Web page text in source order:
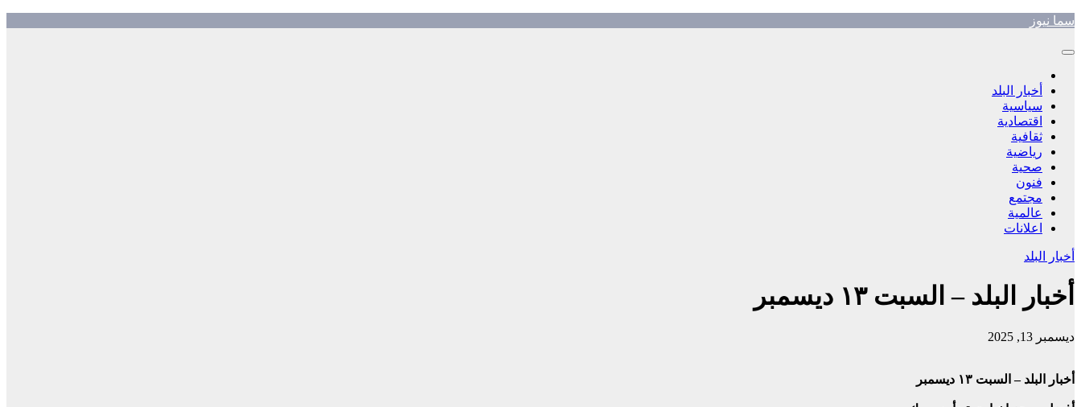
Skip
content
سما نيوز
أخبار البلد
سياسية
اقتصادية
ثقافية
رياضية
صحية
فنون
مجتمع
عالمية
اعلانات
أخبار البلد
أخبار البلد – السبت ١٣ ديسمبر
ديسمبر 13, 2025
أخبار البلد – السبت ١٣ ديسمبر